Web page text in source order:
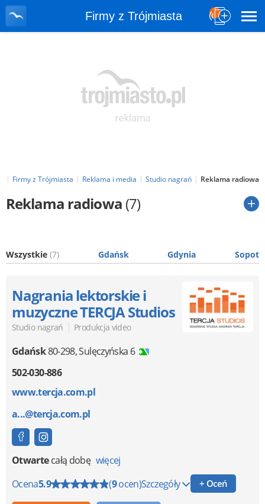
Firmy z Trójmiasta
Firmy z Trójmiasta Reklama i media Studio nagrań Reklama radiowa
Reklama radiowa (7)
Wszystkie (7) Gdańsk Gdynia Sopot
Nagrania lektorskie i
muzyczne TERCJA Studios
Studio nagrań | Produkcja video
Gdańsk80-298,Sulęczyńska 6
502-030-886
www.tercja.com.pl
a...@tercja.com.pl
Otwartecałą dobę więcej
Ocena5.9 (9ocen)Szczegóły + Oceń